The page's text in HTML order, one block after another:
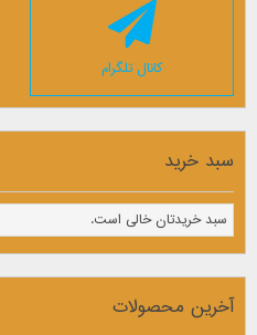
کانال تلگرام
سبد خرید
سبد خریدتان خالی است.
آخرین محصولات